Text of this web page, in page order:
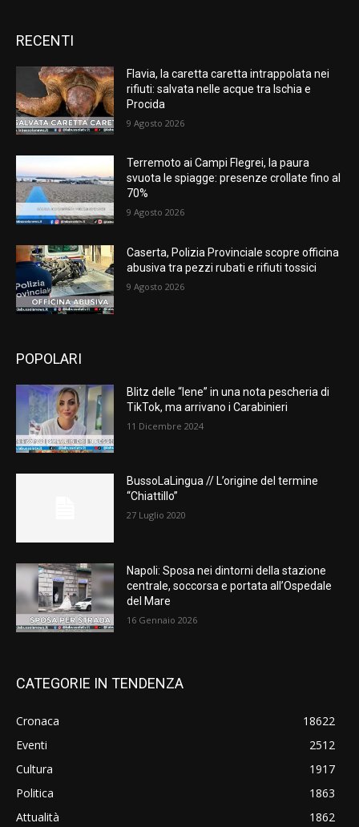
RECENTI
Flavia, la caretta caretta intrappolata nei
rifiuti: salvata nelle acque tra Ischia e
Procida
9 Agosto 2026
Terremoto ai Campi Flegrei, la paura
svuota le spiagge: presenze crollate fino al
70%
9 Agosto 2026
Caserta, Polizia Provinciale scopre officina
abusiva tra pezzi rubati e rifiuti tossici
9 Agosto 2026
POPOLARI
Blitz delle “Iene” in una nota pescheria di
TikTok, ma arrivano i Carabinieri
11 Dicembre 2024
BussoLaLingua // L’origine del termine
“Chiattillo”
27 Luglio 2020
Napoli: Sposa nei dintorni della stazione
centrale, soccorsa e portata all’Ospedale
del Mare
16 Gennaio 2026
CATEGORIE IN TENDENZA
Cronaca
18622
Eventi
2512
Cultura
1917
Politica
1863
Attualità
1862